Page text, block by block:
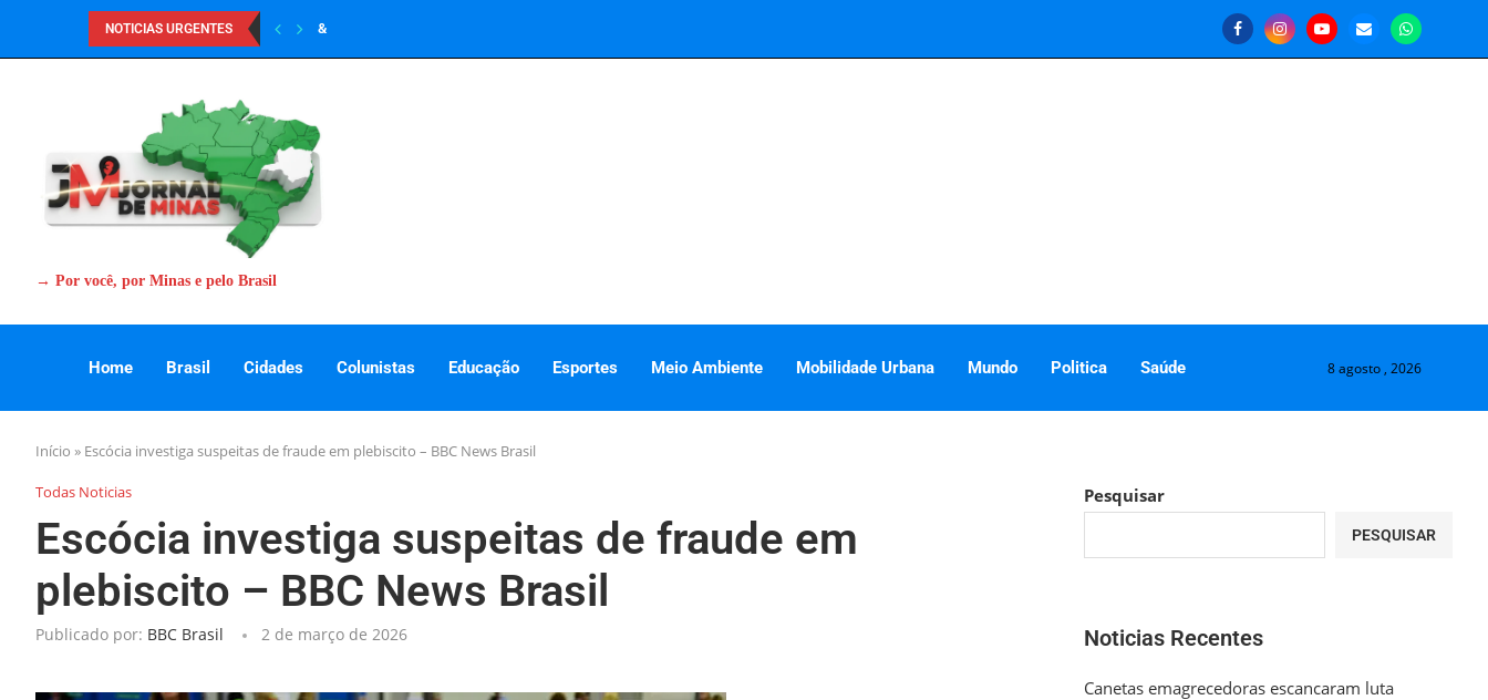
NOTICIAS URGENTES &
→ Por você, por Minas e pelo Brasil
Home Brasil Cidades Colunistas Educação Esportes Meio Ambiente Mobilidade Urbana Mundo Politica Saúde 8 agosto , 2026
Início » Escócia investiga suspeitas de fraude em plebiscito – BBC News Brasil
Todas Noticias
Escócia investiga suspeitas de fraude em
plebiscito – BBC News Brasil
Publicado por: BBC Brasil 2 de março de 2026
Pesquisar
PESQUISAR
Noticias Recentes
Canetas emagrecedoras escancaram luta